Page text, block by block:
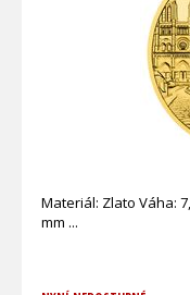
Materiál: Zlato Váha:
mm